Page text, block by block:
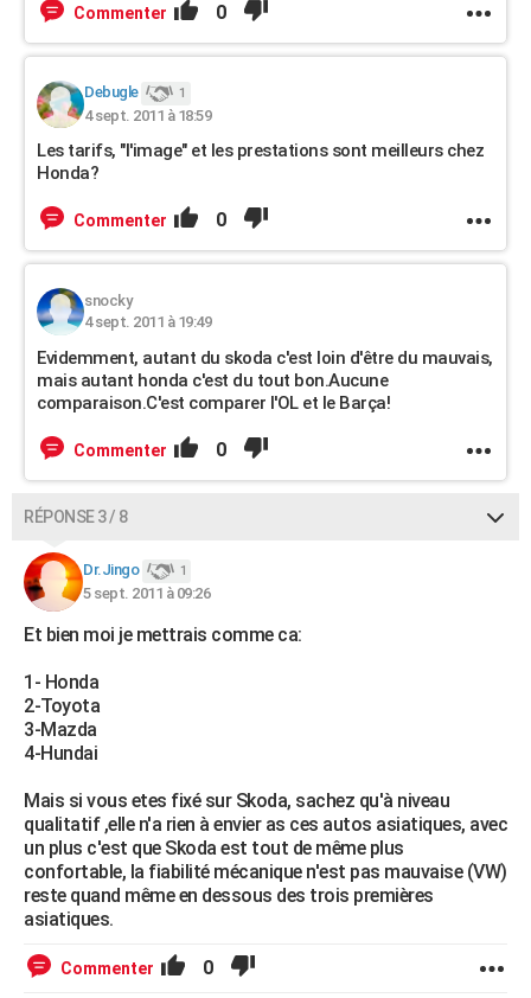
Commenter 0
Debugle 1
4 sept. 2011 à 18:59
Les tarifs, "l'image" et les prestations sont meilleurs chez
Honda?
Commenter 0
snocky
4 sept. 2011 à 19:49
Evidemment, autant du skoda c'est loin d'être du mauvais,
mais autant honda c'est du tout bon.Aucune
comparaison.C'est comparer l'OL et le Barça!
Commenter 0
RÉPONSE 3 / 8
Dr.Jingo 1
5 sept. 2011 à 09:26
Et bien moi je mettrais comme ca:
1- Honda
2-Toyota
3-Mazda
4-Hundai
Mais si vous etes fixé sur Skoda, sachez qu'à niveau
qualitatif ,elle n'a rien à envier as ces autos asiatiques, avec
un plus c'est que Skoda est tout de même plus
confortable, la fiabilité mécanique n'est pas mauvaise (VW)
reste quand même en dessous des trois premières
asiatiques.
Commenter 0